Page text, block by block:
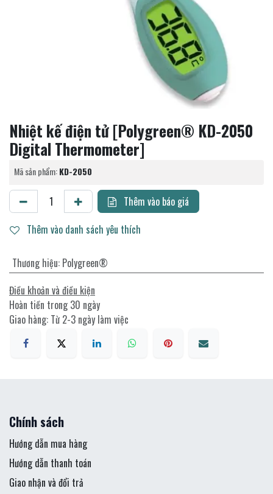
Nhiệt kế điện tử [Polygreen® KD-2050
Digital Thermometer]
Mã sản phẩm:KD-2050
Thêm vào báo giá
Thêm vào danh sách yêu thích
Thương hiệu: Polygreen®
Điều khoản và điều kiện
Hoàn tiền trong 30 ngày
Giao hàng: Từ 2-3 ngày làm việc
Chính sách
Hướng dẫn mua hàng
Hướng dẫn thanh toán
Giao nhận và đổi trả